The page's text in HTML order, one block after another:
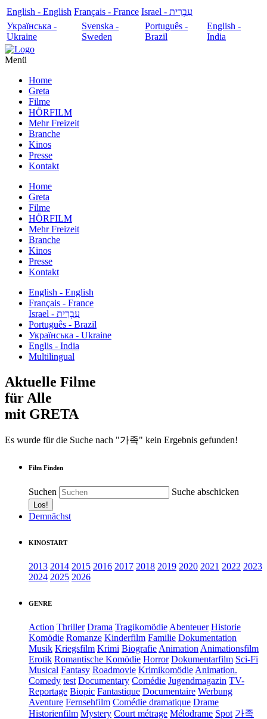
English - English Français - France
עִבְרִית - Israel
Українська -
Ukraine
Svenska -
Sweden
Português -
Brazil
English -
India
Menü
Home
Greta
Filme
HÖRFILM
Mehr Freizeit
Branche
Kinos
Presse
Kontakt
Home
Greta
Filme
HÖRFILM
Mehr Freizeit
Branche
Kinos
Presse
Kontakt
English - English
Français - France
עִבְרִית - Israel
Português - Brazil
Українська - Ukraine
Englis - India
Multilingual
Aktuelle Filme
für Alle
mit GRETA
Es wurde für die Suche nach "가족" kein Ergebnis gefunden!
Film Finden
Suchen Suche abschicken
Demnächst
KINOSTART
2013 2014 2015 2016 2017 2018 2019 2020 2021 2022 2023
2024 2025 2026
GENRE
Action Thriller Drama Tragikomödie Abenteuer Historie
Komödie Romanze Kinderfilm Familie Dokumentation
Musik Kriegsfilm Krimi Biografie Animation Animationsfilm
Erotik Romantische Komödie Horror Dokumentarfilm Sci-Fi
Musical Fantasy Roadmovie Krimikomödie Animation.
Comedy test Documentary Comédie Jugendmagazin TV-
Reportage Biopic Fantastique Documentaire Werbung
Aventure Fernsehfilm Comédie dramatique Drame
Historienfilm Mystery Court métrage Mélodrame Spot 가족